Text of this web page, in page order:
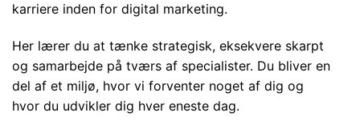
karriere inden for digital marketing.
Her lærer du at tænke strategisk, eksekvere skarpt
og samarbejde på tværs af specialister. Du bliver en
del af et miljø, hvor vi forventer noget af dig og
hvor du udvikler dig hver eneste dag.